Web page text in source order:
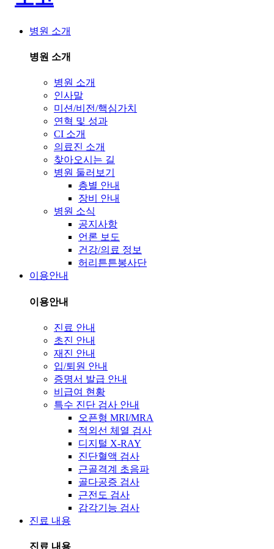
병원 소개
병원 소개
병원 소개
인사말
미션/비전/핵심가치
연혁 및 성과
CI 소개
의료진 소개
찾아오시는 길
병원 둘러보기
층별 안내
장비 안내
병원 소식
공지사항
언론 보도
건강/의료 정보
허리튼튼봉사단
이용안내
이용안내
진료 안내
초진 안내
재진 안내
입/퇴원 안내
증명서 발급 안내
비급여 현황
특수 진단 검사 안내
오픈형 MRI/MRA
적외선 체열 검사
디지털 X-RAY
진단혈액 검사
근골격계 초음파
골다공증 검사
근전도 검사
감각기능 검사
진료 내용
진료 내용